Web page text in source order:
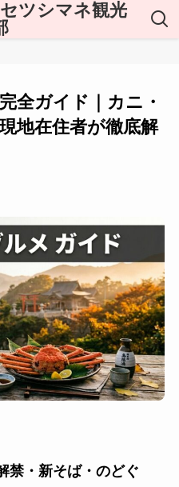
ツシマネ観光
全ガイド｜カニ・
地在住者が徹底解
禁・新そば・のどぐ